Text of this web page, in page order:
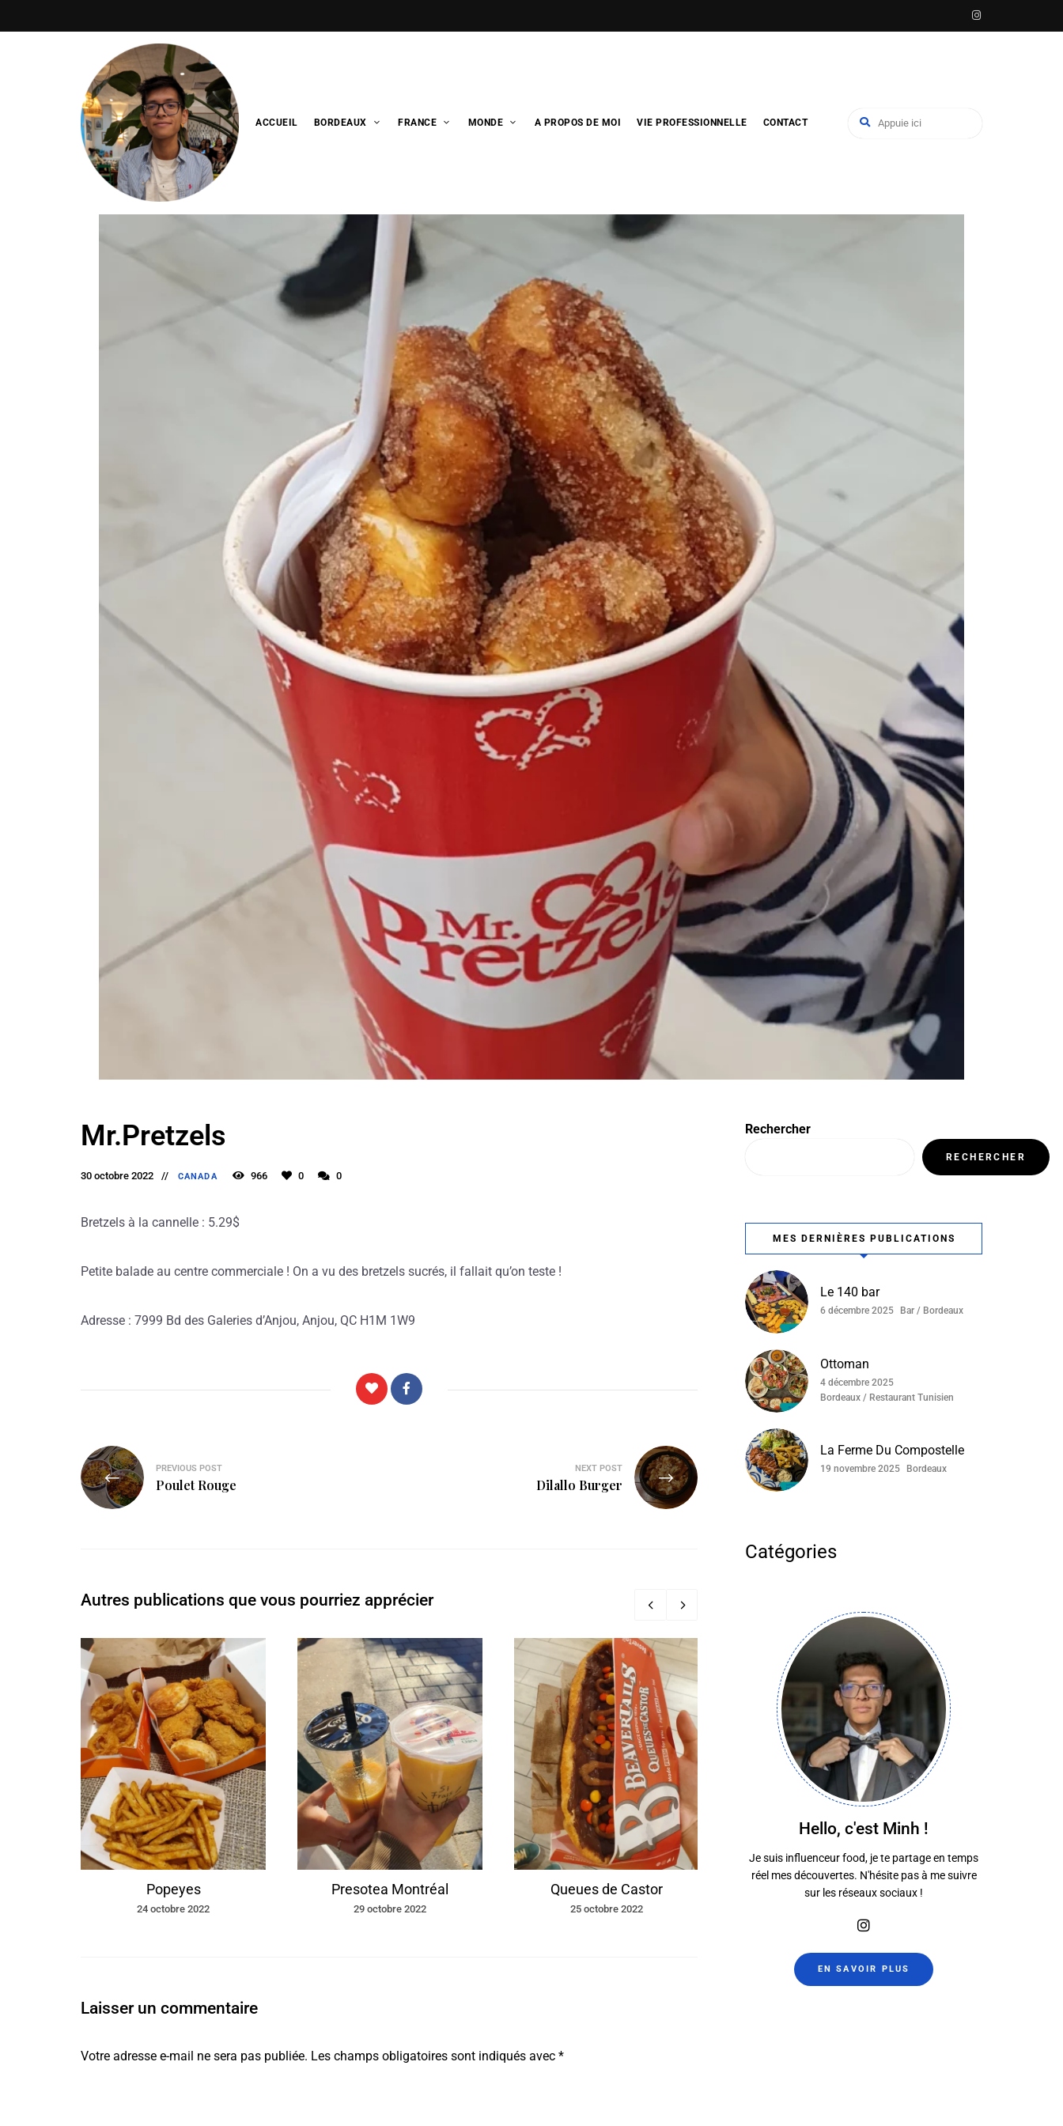
minhfitcook
ACCUEIL BORDEAUX FRANCE MONDE A PROPOS DE MOI VIE PROFESSIONNELLE CONTACT
Mr.Pretzels
30 octobre 2022 CANADA 966 0 0
Bretzels à la cannelle : 5.29$
Petite balade au centre commerciale ! On a vu des bretzels sucrés, il fallait qu’on teste !
Adresse : 7999 Bd des Galeries d’Anjou, Anjou, QC H1M 1W9
PREVIOUS POST
Poulet Rouge
NEXT POST
Dilallo Burger
Autres publications que vous pourriez apprécier
Popeyes
24 octobre 2022
Presotea Montréal
29 octobre 2022
Queues de Castor
25 octobre 2022
Ichigo Ichie
Laisser un commentaire
Votre adresse e-mail ne sera pas publiée. Les champs obligatoires sont indiqués avec *
Rechercher
RECHERCHER
MES DERNIÈRES PUBLICATIONS
Le 140 bar
6 décembre 2025 Bar / Bordeaux
Ottoman
4 décembre 2025
Bordeaux / Restaurant Tunisien
La Ferme Du Compostelle
19 novembre 2025 Bordeaux
Catégories
Hello, c'est Minh !
Je suis influenceur food, je te partage en temps
réel mes découvertes. N'hésite pas à me suivre
sur les réseaux sociaux !
EN SAVOIR PLUS